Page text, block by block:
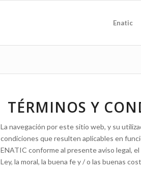
Enatic
TÉRMINOS Y
La navegación por este sitio web, y su
condiciones que resulten aplicables en
ENATIC conforme al presente aviso legal,
Ley, la moral, la buena fe y / o las buenas